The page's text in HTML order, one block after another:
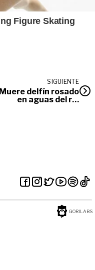
SIGUIENTE
Muere delfín rosado
en aguas del río
GORILABS